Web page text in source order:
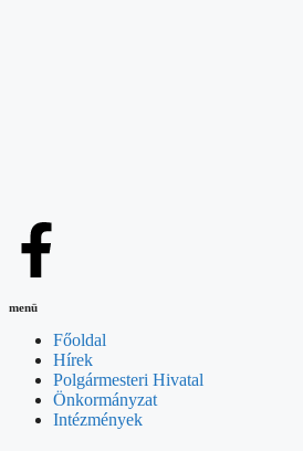
menü
Főoldal
Hírek
Polgármesteri Hivatal
Önkormányzat
Intézmények